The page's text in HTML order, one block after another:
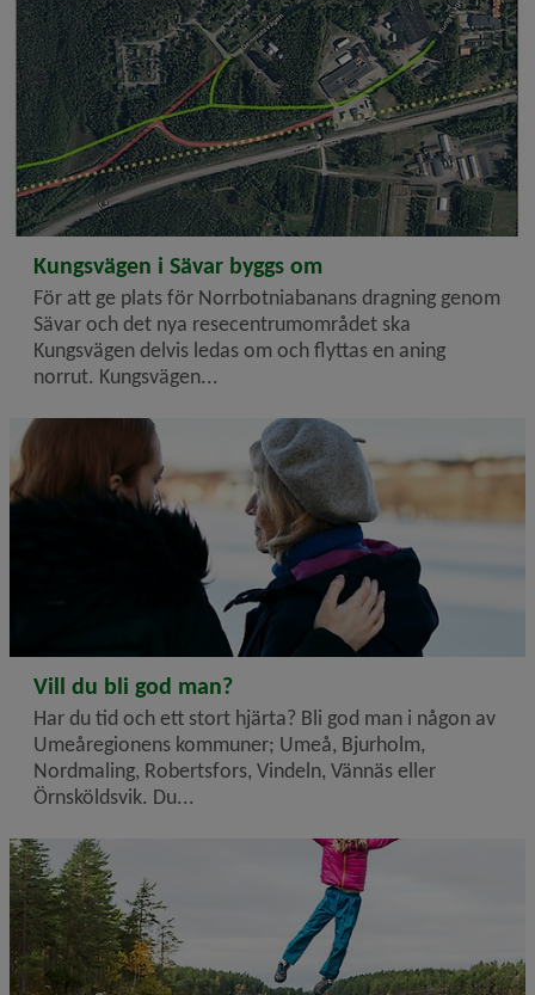
2024-10-16
Kungsvägen i Sävar byggs om
För att ge plats för Norrbotniabanans dragning genom
Sävar och det nya resecentrumområdet ska
Kungsvägen delvis ledas om och flyttas en aning
norrut. Kungsvägen...
2024-10-08
Vill du bli god man?
Har du tid och ett stort hjärta? Bli god man i någon av
Umeåregionens kommuner; Umeå, Bjurholm,
Nordmaling, Robertsfors, Vindeln, Vännäs eller
Örnsköldsvik. Du...